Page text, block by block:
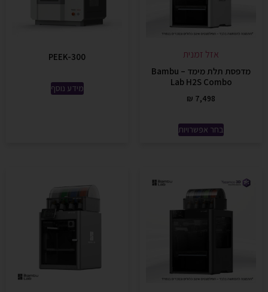
אזל זמנית
מדפסת תלת מימד – Bambu
Lab H2S Combo
₪ 7,498
בחר אפשרויות
PEEK-300
מידע נוסף